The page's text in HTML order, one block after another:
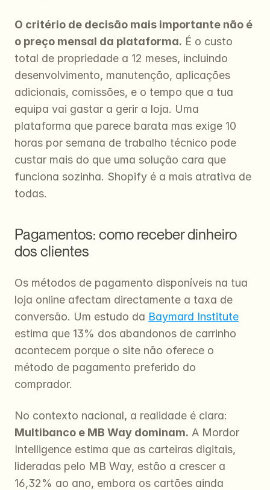
O critério de decisão mais importante não é
o preço mensal da plataforma. É o custo
total de propriedade a 12 meses, incluindo
desenvolvimento, manutenção, aplicações
adicionais, comissões, e o tempo que a tua
equipa vai gastar a gerir a loja. Uma
plataforma que parece barata mas exige 10
horas por semana de trabalho técnico pode
custar mais do que uma solução cara que
funciona sozinha. Shopify é a mais atrativa de
todas.
Pagamentos: como receber dinheiro
dos clientes
Os métodos de pagamento disponíveis na tua
loja online afectam directamente a taxa de
conversão. Um estudo da Baymard Institute
estima que 13% dos abandonos de carrinho
acontecem porque o site não oferece o
método de pagamento preferido do
comprador.
Multibanco e MB Way dominam. A Mordor
Intelligence estima que as carteiras digitais,
lideradas pelo MB Way, estão a crescer a
16,32% ao ano, embora os cartões ainda